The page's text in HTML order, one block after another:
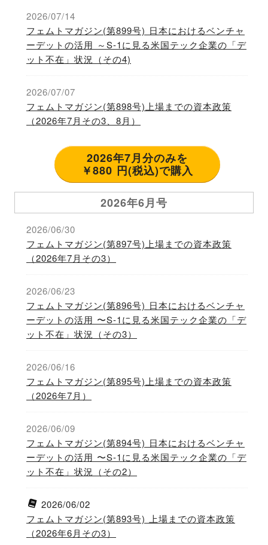
2026/07/14
フェムトマガジン(第899号) 日本におけるベンチャ
ーデットの活用 ～S-1に見る米国テック企業の「デ
ット不在」状況（その4)
2026/07/07
フェムトマガジン(第898号)上場までの資本政策
（2026年7月その3、8月）
2026年7月分のみを
￥880 円(税込)で購入
2026年6月号
2026/06/30
フェムトマガジン(第897号)上場までの資本政策
（2026年7月その3）
2026/06/23
フェムトマガジン(第896号) 日本におけるベンチャ
ーデットの活用 〜S-1に見る米国テック企業の「デ
ット不在」状況（その3）
2026/06/16
フェムトマガジン(第895号)上場までの資本政策
（2026年7月）
2026/06/09
フェムトマガジン(第894号) 日本におけるベンチャ
ーデットの活用 〜S-1に見る米国テック企業の「デ
ット不在」状況（その2）
2026/06/02
フェムトマガジン(第893号) 上場までの資本政策
（2026年6月その3）